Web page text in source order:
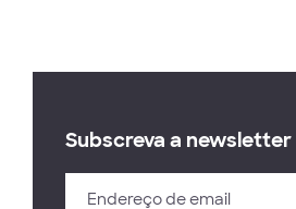
Subscreva a newsletter